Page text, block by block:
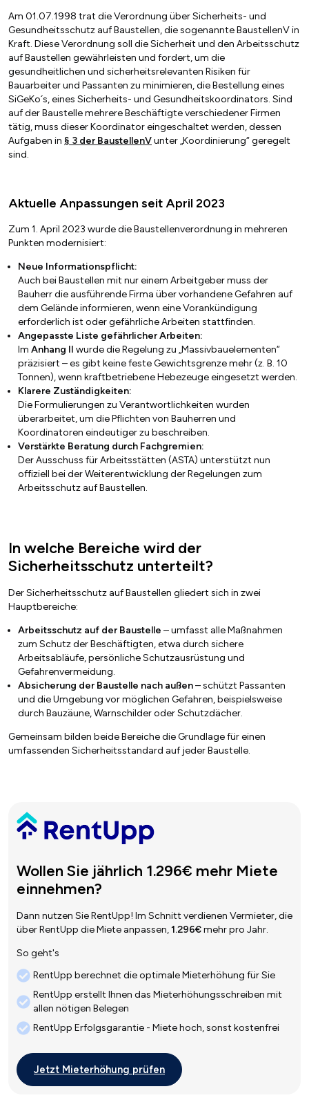
Am 01.07.1998 trat die Verordnung über Sicherheits- und
Gesundheitsschutz auf Baustellen, die sogenannte BaustellenV in
Kraft. Diese Verordnung soll die Sicherheit und den Arbeitsschutz
auf Baustellen gewährleisten und fordert, um die
gesundheitlichen und sicherheitsrelevanten Risiken für
Bauarbeiter und Passanten zu minimieren, die Bestellung eines
SiGeKo´s, eines Sicherheits- und Gesundheitskoordinators. Sind
auf der Baustelle mehrere Beschäftigte verschiedener Firmen
tätig, muss dieser Koordinator eingeschaltet werden, dessen
Aufgaben in § 3 der BaustellenVunter „Koordinierung“ geregelt
sind.
Aktuelle Anpassungen seit April 2023
Zum 1. April 2023 wurde die Baustellenverordnung in mehreren
Punkten modernisiert:
Neue Informationspflicht:
Auch bei Baustellen mit nur einem Arbeitgeber muss der
Bauherr die ausführende Firma über vorhandene Gefahren auf
dem Gelände informieren, wenn eine Vorankündigung
erforderlich ist oder gefährliche Arbeiten stattfinden.
Angepasste Liste gefährlicher Arbeiten:
Im Anhang II wurde die Regelung zu „Massivbauelementen“
präzisiert – es gibt keine feste Gewichtsgrenze mehr (z. B. 10
Tonnen), wenn kraftbetriebene Hebezeuge eingesetzt werden.
Klarere Zuständigkeiten:
Die Formulierungen zu Verantwortlichkeiten wurden
überarbeitet, um die Pflichten von Bauherren und
Koordinatoren eindeutiger zu beschreiben.
Verstärkte Beratung durch Fachgremien:
Der Ausschuss für Arbeitsstätten (ASTA) unterstützt nun
offiziell bei der Weiterentwicklung der Regelungen zum
Arbeitsschutz auf Baustellen.
In welche Bereiche wird der
Sicherheitsschutz unterteilt?
Der Sicherheitsschutz auf Baustellen gliedert sich in zwei
Hauptbereiche:
Arbeitsschutz auf der Baustelle – umfasst alle Maßnahmen
zum Schutz der Beschäftigten, etwa durch sichere
Arbeitsabläufe, persönliche Schutzausrüstung und
Gefahrenvermeidung.
Absicherung der Baustelle nach außen– schützt Passanten
und die Umgebung vor möglichen Gefahren, beispielsweise
durch Bauzäune, Warnschilder oder Schutzdächer.
Gemeinsam bilden beide Bereiche die Grundlage für einen
umfassenden Sicherheitsstandard auf jeder Baustelle.
Wollen Sie jährlich 1.296€ mehr Miete
einnehmen?
Dann nutzen Sie RentUpp! Im Schnitt verdienen Vermieter, die
über RentUpp die Miete anpassen,1.296€mehr pro Jahr.
So geht's
RentUpp berechnet die optimale Mieterhöhung für Sie
RentUpp erstellt Ihnen das Mieterhöhungsschreiben mit
allen nötigen Belegen
RentUpp Erfolgsgarantie - Miete hoch, sonst kostenfrei
Jetzt Mieterhöhung prüfen